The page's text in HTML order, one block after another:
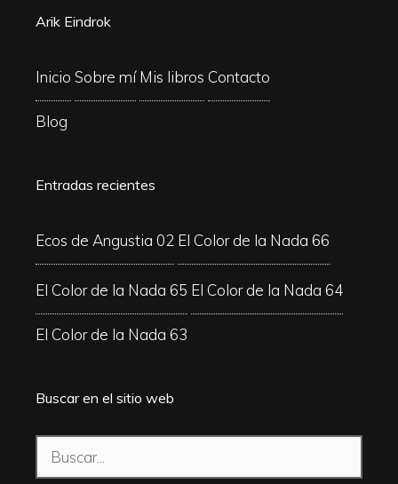
Arik Eindrok
Inicio Sobre mí Mis libros Contacto
Blog
Entradas recientes
Ecos de Angustia 02 El Color de la Nada 66
El Color de la Nada 65 El Color de la Nada 64
El Color de la Nada 63
Buscar en el sitio web